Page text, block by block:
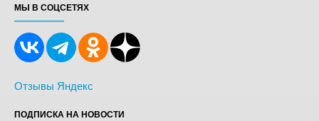
МЫ В СОЦСЕТЯХ
Отзывы Яндекс
ПОДПИСКА НА НОВОСТИ